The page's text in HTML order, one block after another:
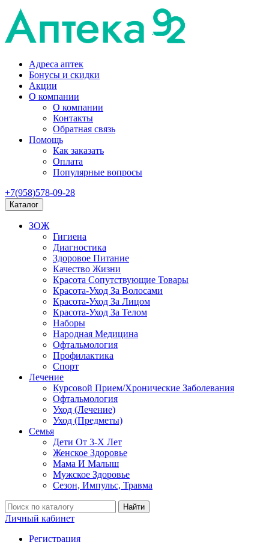
Адреса аптек
Бонусы и скидки
Акции
О компании
О компании
Контакты
Обратная связь
Помощь
Как заказать
Оплата
Популярные вопросы
+7(958)578-09-28
Каталог
ЗОЖ
Гигиена
Диагностика
Здоровое Питание
Качество Жизни
Красота Сопутствующие Товары
Красота-Уход За Волосами
Красота-Уход За Лицом
Красота-Уход За Телом
Наборы
Народная Медицина
Офтальмология
Профилактика
Спорт
Лечение
Курсовой Прием/Хронические Заболевания
Офтальмология
Уход (Лечение)
Уход (Предметы)
Семья
Дети От 3-Х Лет
Женское Здоровье
Мама И Малыш
Мужское Здоровье
Сезон, Импульс, Травма
Найти
Личный кабинет
Регистрация